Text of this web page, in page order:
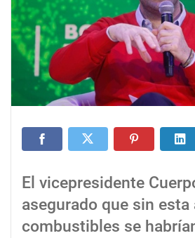
El vicepresidente
asegurado que sin
combustibles se